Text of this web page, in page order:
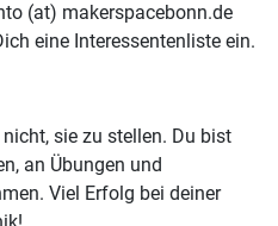
(at) makerspacebonn.de
eine Interessentenliste ein.
sie zu stellen. Du bist
an Übungen und
Viel Erfolg bei deiner